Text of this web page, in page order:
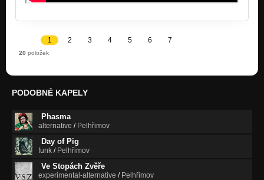
1 2 3 4 5 6 7
20 položek
PODOBNÉ KAPELY
Phasma
alternative / Pelhřimov
Day of Pig
funk / Pelhřimov
Ve Stopách Zvěře
experimental-alternative / Pelhřimov